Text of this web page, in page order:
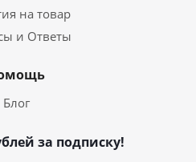
на товар
и Ответы
Блог
за подписку!